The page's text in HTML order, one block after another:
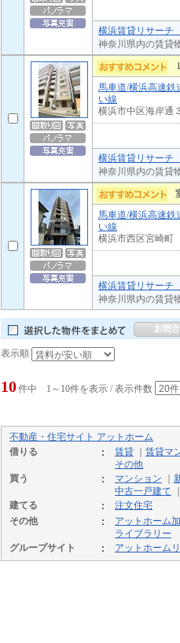
横浜賃貸リサーチ
神奈川県内の賃貸
馬車道/横浜高速鉄
い線
横浜市中区海岸通
横浜賃貸リサーチ
神奈川県内の賃貸
馬車道/横浜高速鉄
い線
横浜市西区宮崎町
横浜賃貸リサーチ
神奈川県内の賃貸
表示順
10件中 1～10件を表示 / 表示件数
不動産・住宅サイト アットホーム
借りる
賃貸
賃貸マ
その他
買う
マンション
中古一戸建て
建てる
注文住宅
その他
アットホーム
ライブラリー
グループサイト
アットホーム